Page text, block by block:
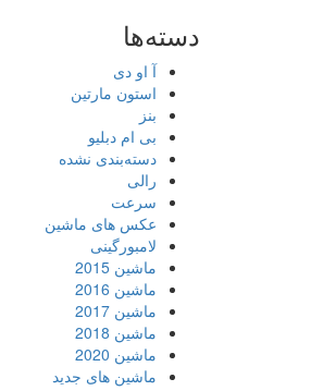
دسته‌ها
آ او دی
استون مارتین
بنز
بی ام دبلیو
دسته‌بندی نشده
رالی
سرعت
عکس های ماشین
لامبورگینی
ماشین 2015
ماشین 2016
ماشین 2017
ماشین 2018
ماشین 2020
ماشین های جدید